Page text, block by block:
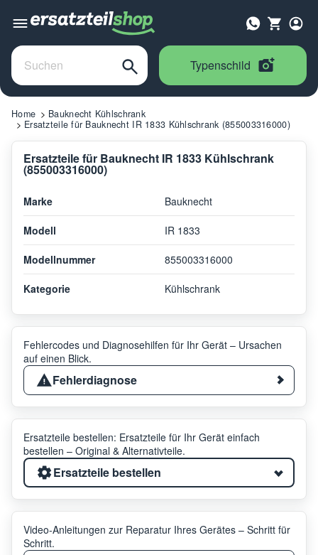
Typenschild
Home
Bauknecht Kühlschrank
Ersatzteile für Bauknecht IR 1833 Kühlschrank (855003316000)
Ersatzteile für Bauknecht IR 1833 Kühlschrank
(855003316000)
Marke Bauknecht
Modell IR 1833
Modellnummer 855003316000
Kategorie Kühlschrank
Fehlercodes und Diagnosehilfen für Ihr Gerät – Ursachen
auf einen Blick.
Fehlerdiagnose
Ersatzteile bestellen: Ersatzteile für Ihr Gerät einfach
bestellen – Original & Alternativteile.
Ersatzteile bestellen
Video-Anleitungen zur Reparatur Ihres Gerätes – Schritt für
Schritt.